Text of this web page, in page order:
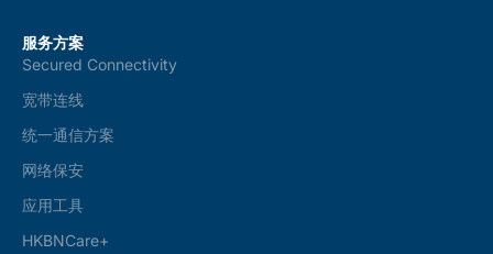
服务方案
Secured Connectivity
宽带连线
统一通信方案
网络保安
应用工具
HKBNCare+